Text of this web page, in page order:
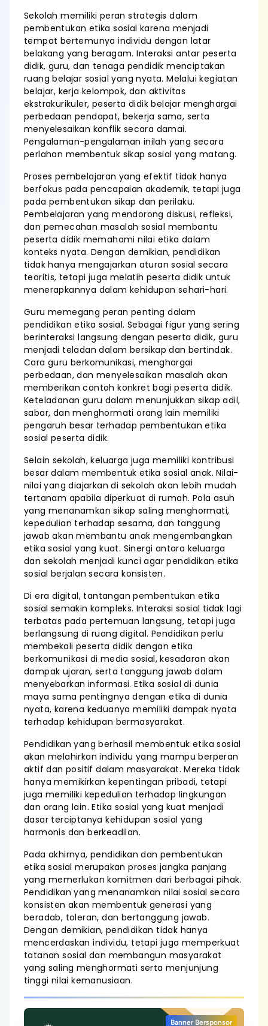
Sekolah memiliki peran strategis dalam
pembentukan etika sosial karena menjadi
tempat bertemunya individu dengan latar
belakang yang beragam. Interaksi antar peserta
didik, guru, dan tenaga pendidik menciptakan
ruang belajar sosial yang nyata. Melalui kegiatan
belajar, kerja kelompok, dan aktivitas
ekstrakurikuler, peserta didik belajar menghargai
perbedaan pendapat, bekerja sama, serta
menyelesaikan konflik secara damai.
Pengalaman-pengalaman inilah yang secara
perlahan membentuk sikap sosial yang matang.
Proses pembelajaran yang efektif tidak hanya
berfokus pada pencapaian akademik, tetapi juga
pada pembentukan sikap dan perilaku.
Pembelajaran yang mendorong diskusi, refleksi,
dan pemecahan masalah sosial membantu
peserta didik memahami nilai etika dalam
konteks nyata. Dengan demikian, pendidikan
tidak hanya mengajarkan aturan sosial secara
teoritis, tetapi juga melatih peserta didik untuk
menerapkannya dalam kehidupan sehari-hari.
Guru memegang peran penting dalam
pendidikan etika sosial. Sebagai figur yang sering
berinteraksi langsung dengan peserta didik, guru
menjadi teladan dalam bersikap dan bertindak.
Cara guru berkomunikasi, menghargai
perbedaan, dan menyelesaikan masalah akan
memberikan contoh konkret bagi peserta didik.
Keteladanan guru dalam menunjukkan sikap adil,
sabar, dan menghormati orang lain memiliki
pengaruh besar terhadap pembentukan etika
sosial peserta didik.
Selain sekolah, keluarga juga memiliki kontribusi
besar dalam membentuk etika sosial anak. Nilai-
nilai yang diajarkan di sekolah akan lebih mudah
tertanam apabila diperkuat di rumah. Pola asuh
yang menanamkan sikap saling menghormati,
kepedulian terhadap sesama, dan tanggung
jawab akan membantu anak mengembangkan
etika sosial yang kuat. Sinergi antara keluarga
dan sekolah menjadi kunci agar pendidikan etika
sosial berjalan secara konsisten.
Di era digital, tantangan pembentukan etika
sosial semakin kompleks. Interaksi sosial tidak lagi
terbatas pada pertemuan langsung, tetapi juga
berlangsung di ruang digital. Pendidikan perlu
membekali peserta didik dengan etika
berkomunikasi di media sosial, kesadaran akan
dampak ujaran, serta tanggung jawab dalam
menyebarkan informasi. Etika sosial di dunia
maya sama pentingnya dengan etika di dunia
nyata, karena keduanya memiliki dampak nyata
terhadap kehidupan bermasyarakat.
Pendidikan yang berhasil membentuk etika sosial
akan melahirkan individu yang mampu berperan
aktif dan positif dalam masyarakat. Mereka tidak
hanya memikirkan kepentingan pribadi, tetapi
juga memiliki kepedulian terhadap lingkungan
dan orang lain. Etika sosial yang kuat menjadi
dasar terciptanya kehidupan sosial yang
harmonis dan berkeadilan.
Pada akhirnya, pendidikan dan pembentukan
etika sosial merupakan proses jangka panjang
yang memerlukan komitmen dari berbagai pihak.
Pendidikan yang menanamkan nilai sosial secara
konsisten akan membentuk generasi yang
beradab, toleran, dan bertanggung jawab.
Dengan demikian, pendidikan tidak hanya
mencerdaskan individu, tetapi juga memperkuat
tatanan sosial dan membangun masyarakat
yang saling menghormati serta menjunjung
tinggi nilai kemanusiaan.
Banner Bersponsor